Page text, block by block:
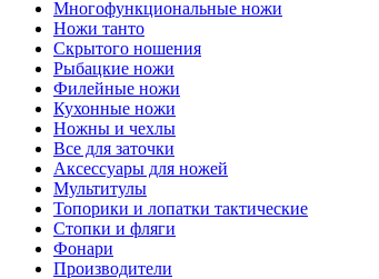
Многофункциональные ножи
Ножи танто
Скрытого ношения
Рыбацкие ножи
Филейные ножи
Кухонные ножи
Ножны и чехлы
Все для заточки
Аксессуары для ножей
Мультитулы
Топорики и лопатки тактические
Стопки и фляги
Фонари
Производители